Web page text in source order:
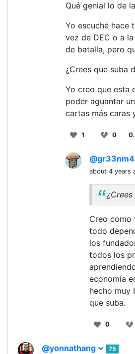
Qué genial lo de
Yo escuché hace
vez de DEC o a
de batalla, pero
¿Crees que suba
Yo creo que esta
poder aguantar
cartas más caras
1 0
about 4 years
Creo como
todo
los
todos los
economía
hecho muy
que suba.
0
@yonnathang
75